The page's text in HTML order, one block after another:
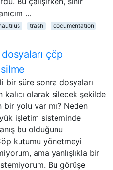
…
trash documentation
çöp
bir süre sonra dosyaları
kalıcı olarak silecek şekilde
bir yolu var mı? Neden
işletim sisteminde
bu olduğunu
kutumu yönetmeyi
ama yanlışlıkla bir
Bu görüşe